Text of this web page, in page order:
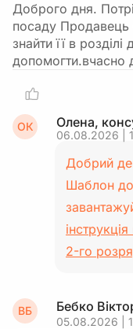
Доброго дня.
посаду
знайти її в
допомогти.вчасно
ОК Олена,
06.08.2026 |
Добрий
Шаблон
2-го
ВБ Бебко
05.08.2026 |